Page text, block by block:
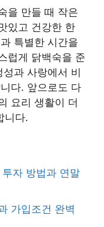
을 만들 때 작은
있고 건강한 한
특별한 시간을
럽게 닭백숙을 준
과 사랑에서 비
다. 앞으로도 다
요리 생활이 더
니다.
자 방법과 연말
가입조건 완벽